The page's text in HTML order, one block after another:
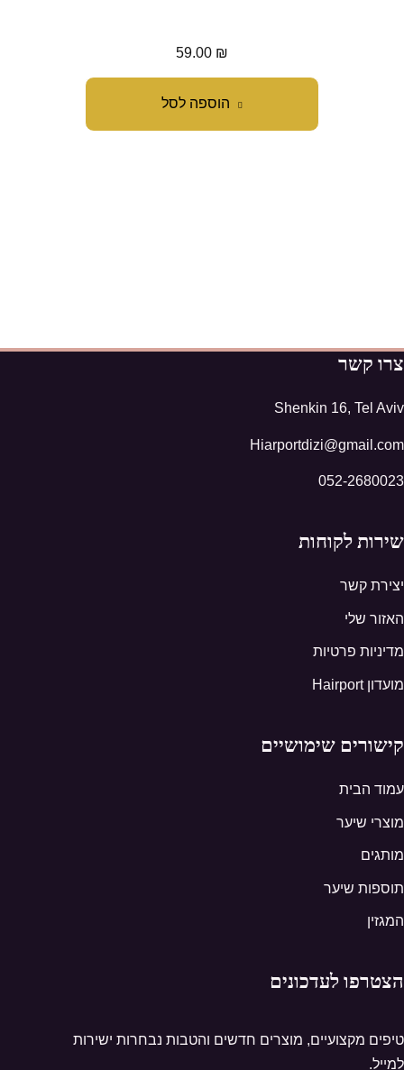
הוספה לסל
59.00 ₪
צרו קשר
Shenkin 16, Tel Aviv
Hiarportdizi@gmail.com
052-2680023
שירות לקוחות
יצירת קשר
האזור שלי
מדיניות פרטיות
מועדון Hairport
קישורים שימושיים
עמוד הבית
מוצרי שיער
מותגים
תוספות שיער
המגזין
הצטרפו לעדכונים
טיפים מקצועיים, מוצרים חדשים והטבות נבחרות ישירות
למייל.